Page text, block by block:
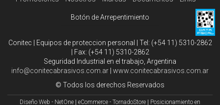
Botón de Arrepentimiento
Conitec | Equipos de proteccion personal | Tel: (+54 11) 5310-2862
| Fax: (+54 11) 5310-2862
Seguridad Industrial en el trabajo, Argentina
info@conitecabrasivos.com.ar www.conitecabrasivos.com.ar
© Todos los derechos Reservados
Diseño Web - NetOne eCommerce - TornadoStore Posicionamiento en